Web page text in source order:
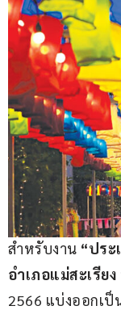
สำหรับงาน “ประ
อำเภอแม่สะเรีย
2566 แบ่งออกเป็